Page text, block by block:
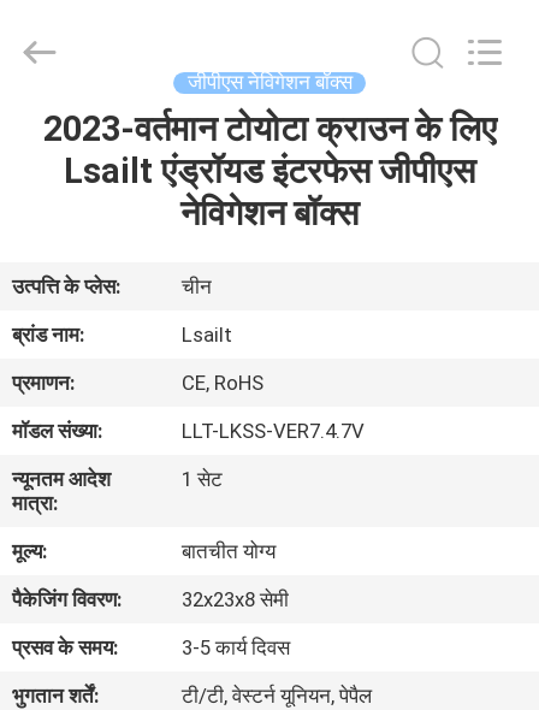
वीडियो
बारे
में
कारखाना
भ्रमण
गुणवत्ता
नियंत्रण
Electron
Co.,Ltd.
Reserved.
जीपीएस नेविगेशन बॉक्स
2023-वर्तमान टोयोटा क्राउन के लिए
Lsailt एंड्रॉयड इंटरफेस जीपीएस
नेविगेशन बॉक्स
उत्पत्ति के प्लेस:
चीन
ब्रांड नाम:
Lsailt
प्रमाणन:
CE, RoHS
मॉडल संख्या:
LLT-LKSS-VER7.4.7V
न्यूनतम आदेश
मात्रा:
1 सेट
मूल्य:
बातचीत योग्य
पैकेजिंग विवरण:
32x23x8 सेमी
प्रसव के समय:
3-5 कार्य दिवस
भुगतान शर्तें:
टी/टी, वेस्टर्न यूनियन, पेपैल